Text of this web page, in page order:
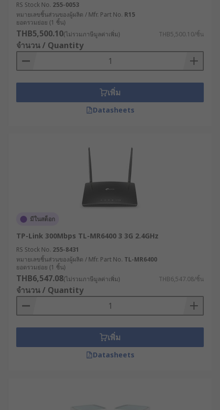
การลงทุนในโมเด็ม WiFi คุณภาพสูงสำหรับ
อุตสาหกรรม นำมาซึ่งประโยชน์มากมายที่ส่งผล
โดยตรงต่อประสิทธิภาพการดำเนินงานและความ
สามารถในการแข่งขันของธุรกิจ เช่น
เพิ่มเสถียรภาพการเชื่อมต่อ : ลดการหยุดชะงัก
โดยเฉพาะในกระบวนการผลิตต่อเนื่องหากการ
ขาดการเชื่อมต่อแม้เพียงไม่กี่นาทีอาจส่งผลให้
เกิดความเสียหายมหาศาล
อุตสาหกรรม ซึ่งมีแนวโน้มเพิ่มสูงขึ้นอย่างต่อ
เนื่อง ช่วยปกป้องทรัพย์สินทางปัญญาและข้อมูล
รองรับการขยายตัวของระบบ IoT : เชื่อมต่อกับ
อุปกรณ์และเซ็นเซอร์จำนวนมากในโรงงาน
อัจฉริยะ (Smart Factory) เพื่อเก็บข้อมูลและ
ลดค่าใช้จ่ายในระยะยาว : แม้จะมีต้นทุนเริ่มต้นที่
สูงกว่า แต่ด้วยความทนทานและประสิทธิภาพที่
เหนือกว่า จึงช่วยลดค่าใช้จ่ายในการบำรุงรักษา
และการเปลี่ยนอุปกรณ์ในระยะยาว
สนับสนุนระบบควบคุมระยะไกล : เปิดโอกาสให้
วิศวกรและผู้เชี่ยวชาญสามารถเข้าถึงและ
ควบคุมระบบจากระยะไกลได้อย่างปลอดภัย ลด
ความจำเป็นในการเดินทางและเพิ่มความรวดเร็ว
รองรับเทคโนโลยีอนาคต : พร้อมสำหรับการอัป
RS Stock No. 255-0053
หมายเลขชิ้นส่วนของผู้ผลิต / Mfr. Part No. R15
ยอดรวมย่อย (1 ชิ้น)
THB5,500.10(ไม่รวมภาษีมูลค่าเพิ่ม) THB5,500.10/ชิ้น
จำนวน / Quantity
เพิ่ม
Datasheets
มีในสต็อก
TP-Link 300Mbps TL-MR6400 3 3G 2.4GHz
RS Stock No. 255-8431
หมายเลขชิ้นส่วนของผู้ผลิต / Mfr. Part No. TL-MR6400
ยอดรวมย่อย (1 ชิ้น)
THB6,547.08(ไม่รวมภาษีมูลค่าเพิ่ม) THB6,547.08/ชิ้น
จำนวน / Quantity
เพิ่ม
Datasheets